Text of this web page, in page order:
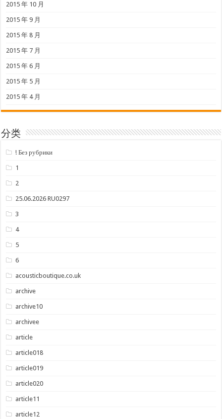
2015 年 10 月
2015 年 9 月
2015 年 8 月
2015 年 7 月
2015 年 6 月
2015 年 5 月
2015 年 4 月
分类
! Без рубрики
1
2
25.06.2026 RU0297
3
4
5
6
acousticboutique.co.uk
archive
archive10
archivee
article
article018
article019
article020
article11
article12